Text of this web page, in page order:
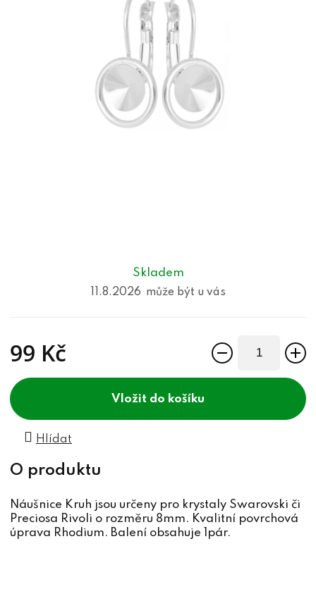
Skladem
11.8.2026
99 Kč
do košíku
Hlídat
Náušnice Kruh jsou určeny pro krystaly Swarovski či
Preciosa Rivoli o rozměru 8mm. Kvalitní povrchová
úprava Rhodium. Balení obsahuje 1pár.